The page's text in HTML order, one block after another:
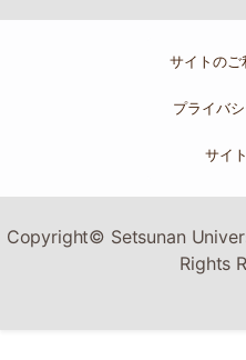
サイトのご
プライバ
サイ
Copyright© Setsunan
Rights